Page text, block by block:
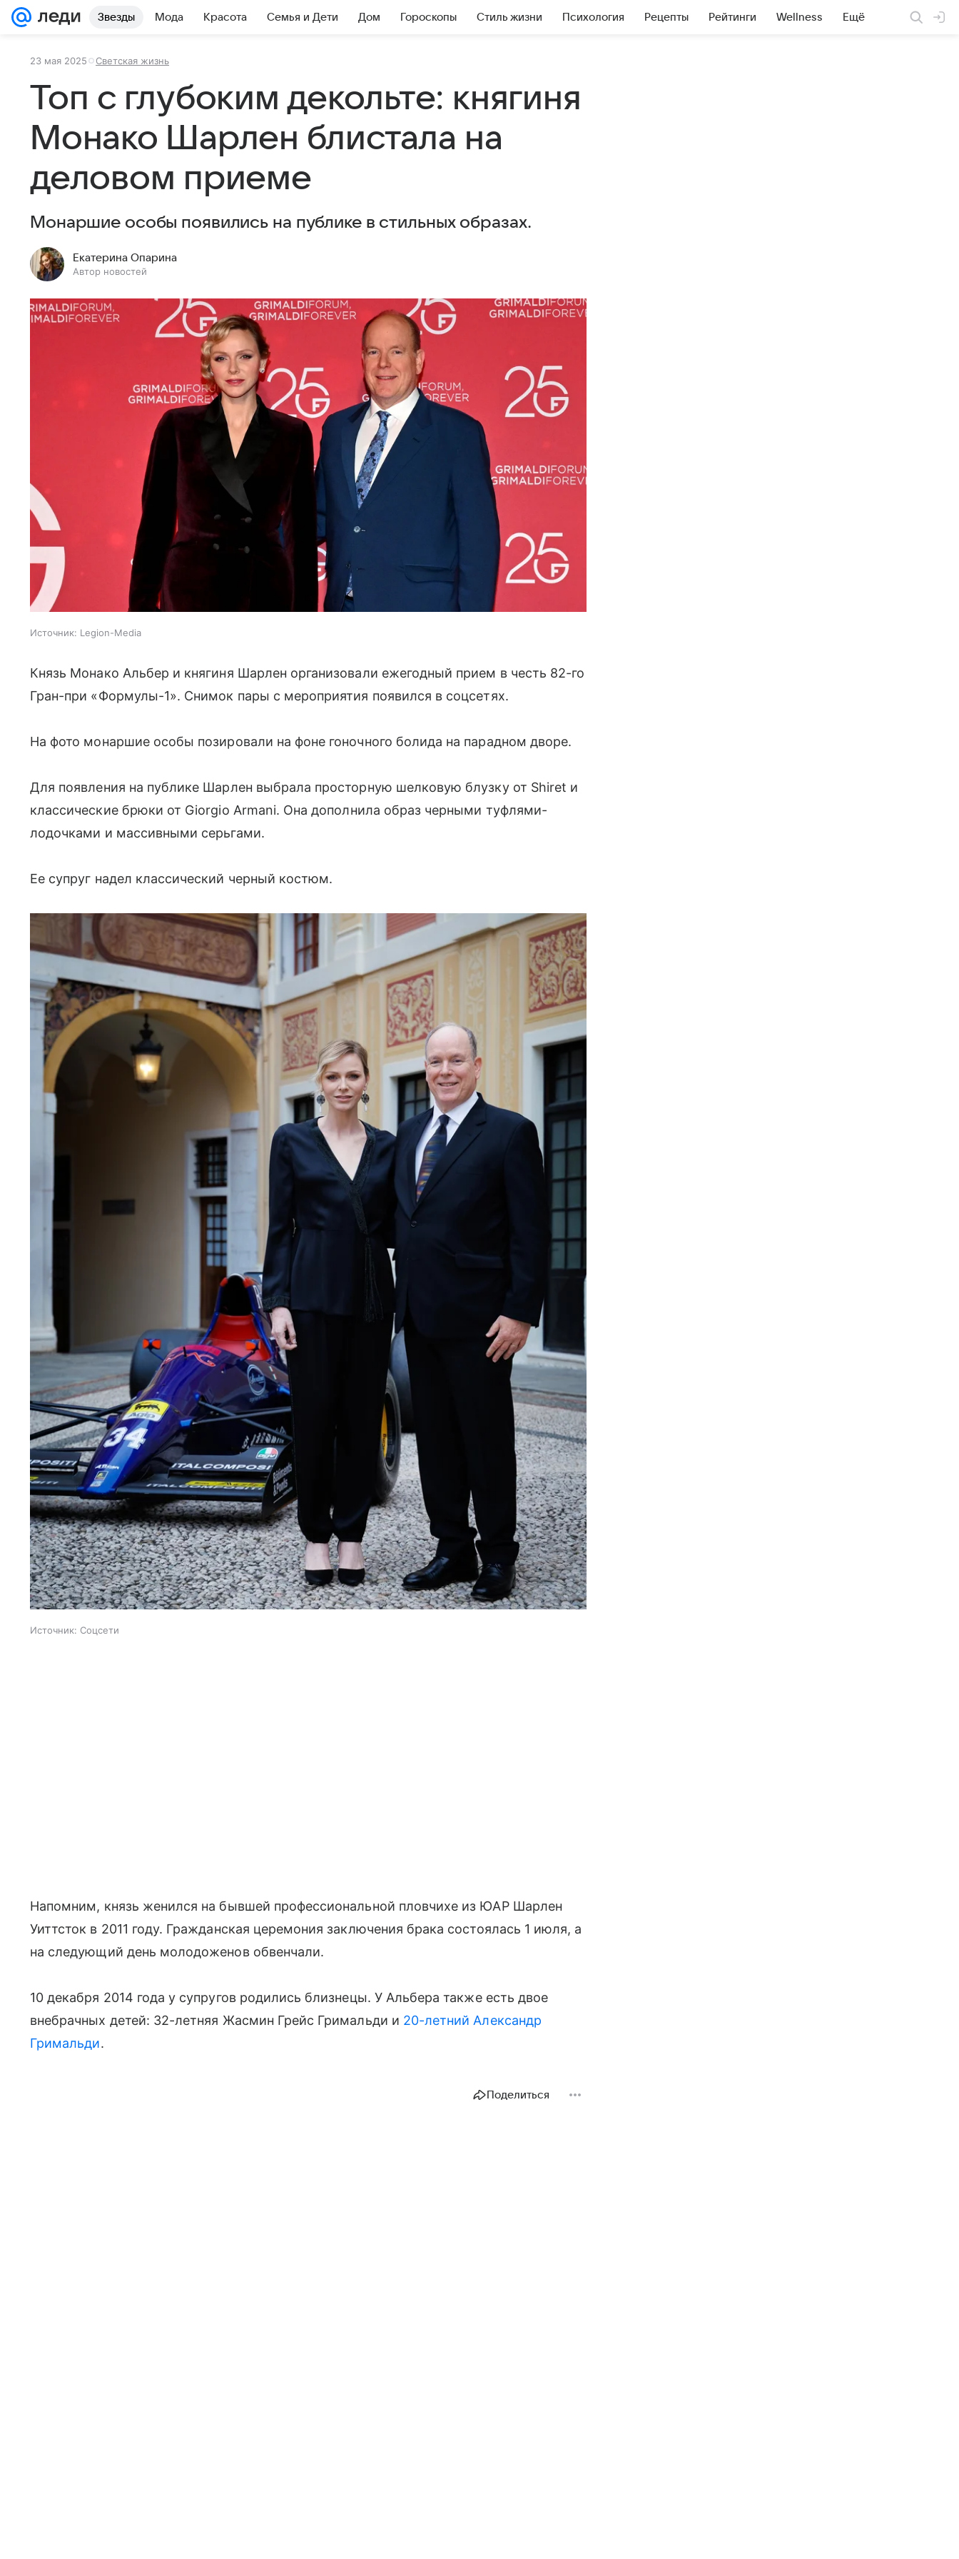
Звезды Мода Красота Семья и Дети Дом Гороскопы Стиль жизни Психология Рецепты Рейтинги Wellness Ещё
23 мая 2025 Светская жизнь
Топ с глубоким декольте: княгиня
Монако Шарлен блистала на
деловом приеме
Монаршие особы появились на публике в стильных образах.
Екатерина Опарина
Автор новостей
Источник: Legion-Media
Князь Монако Альбер и княгиня Шарлен организовали ежегодный прием в честь 82-го
Гран-при «Формулы-1». Снимок пары с мероприятия появился в соцсетях.
На фото монаршие особы позировали на фоне гоночного болида на парадном дворе.
Для появления на публике Шарлен выбрала просторную шелковую блузку от Shiret и
классические брюки от Giorgio Armani. Она дополнила образ черными туфлями-
лодочками и массивными серьгами.
Ее супруг надел классический черный костюм.
Источник: Соцсети
Напомним, князь женился на бывшей профессиональной пловчихе из ЮАР Шарлен
Уиттсток в 2011 году. Гражданская церемония заключения брака состоялась 1 июля, а
на следующий день молодоженов обвенчали.
10 декабря 2014 года у супругов родились близнецы. У Альбера также есть двое
внебрачных детей: 32-летняя Жасмин Грейс Гримальди и 20-летний Александр
Гримальди.
Поделиться